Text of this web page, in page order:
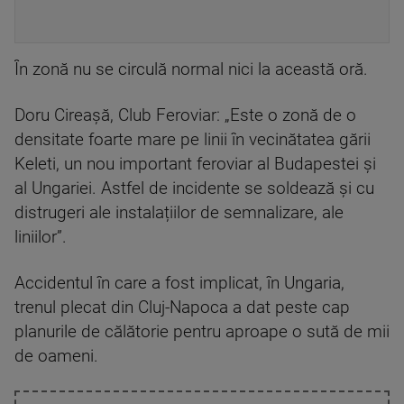
În zonă nu se circulă normal nici la această oră.
Doru Cireașă, Club Feroviar: „Este o zonă de o
densitate foarte mare pe linii în vecinătatea gării
Keleti, un nou important feroviar al Budapestei și
al Ungariei. Astfel de incidente se soldează și cu
distrugeri ale instalațiilor de semnalizare, ale
liniilor”.
Accidentul în care a fost implicat, în Ungaria,
trenul plecat din Cluj-Napoca a dat peste cap
planurile de călătorie pentru aproape o sută de mii
de oameni.